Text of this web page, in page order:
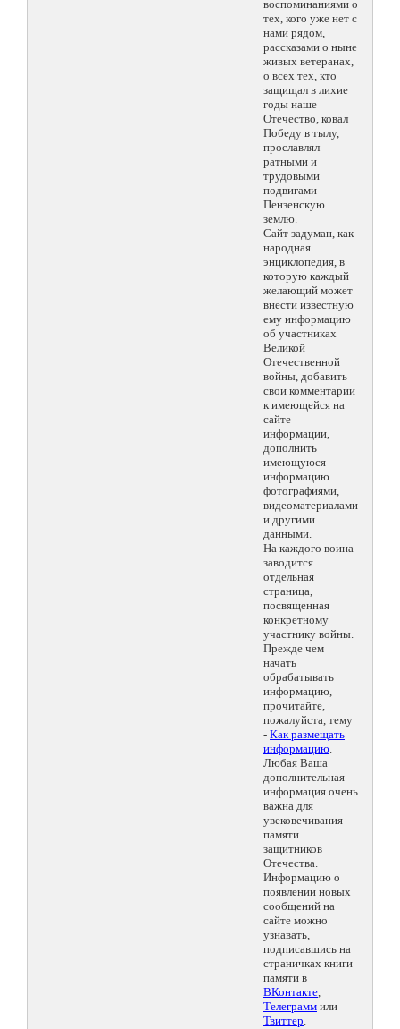
воспоминаниями о
тех, кого уже нет с
нами рядом,
рассказами о ныне
живых ветеранах,
о всех тех, кто
защищал в лихие
годы наше
Отечество, ковал
Победу в тылу,
прославлял
ратными и
трудовыми
подвигами
Пензенскую
землю.
Сайт задуман, как
народная
энциклопедия, в
которую каждый
желающий может
внести известную
ему информацию
об участниках
Великой
Отечественной
войны, добавить
свои комментарии
к имеющейся на
сайте
информации,
дополнить
имеющуюся
информацию
фотографиями,
видеоматериалами
и другими
данными.
На каждого воина
заводится
отдельная
страница,
посвященная
конкретному
участнику войны.
Прежде чем
начать
обрабатывать
информацию,
прочитайте,
пожалуйста, тему
- Как размещать
информацию.
Любая Ваша
дополнительная
информация очень
важна для
увековечивания
памяти
защитников
Отечества.
Информацию о
появлении новых
сообщений на
сайте можно
узнавать,
подписавшись на
страничках книги
памяти в
ВКонтакте,
Телеграмм или
Твиттер.